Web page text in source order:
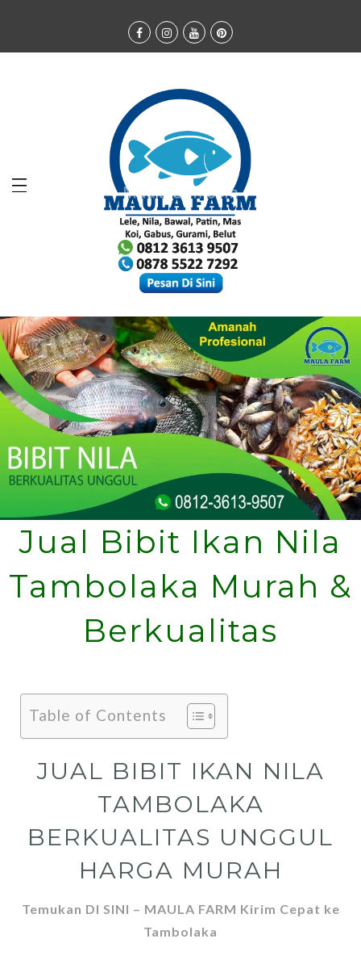
Jual Bibit Ikan Nila
Tambolaka Murah &
Berkualitas
Table of Contents
JUAL BIBIT IKAN NILA
TAMBOLAKA
BERKUALITAS UNGGUL
HARGA MURAH
Temukan DI SINI – MAULA FARM Kirim Cepat ke
Tambolaka